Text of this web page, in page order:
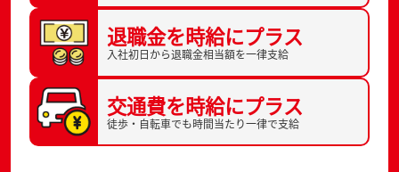
退職金を時給にプラス
入社初日から退職金相当額を一律支給
交通費を時給にプラス
徒歩・自転車でも時間当たり一律で支給